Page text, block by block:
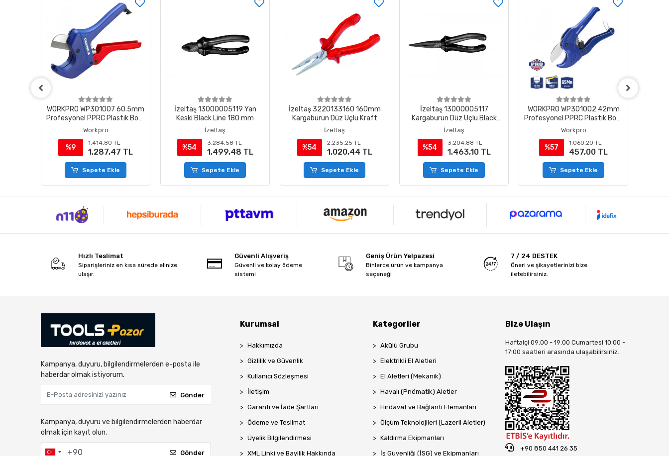
WORKPRO WP301007 60.5mm
Profesyonel PPRC Plastik Boru
Kesme Makası
Workpro
%9
1.414,80 TL
1.287,47 TL
Sepete Ekle
İzeltaş 13000005119 Yan
Keski Black Line 180 mm
İzeltaş
%54
3.284,58 TL
1.499,48 TL
Sepete Ekle
İzeltaş 3220133160 160mm
Kargaburun Düz Uçlu Kraft
İzeltaş
%54
2.235,25 TL
1.020,44 TL
Sepete Ekle
İzeltaş 13000005117
Kargaburun Düz Uçlu Black
Line 180 mm
İzeltaş
%54
3.204,88 TL
1.463,10 TL
Sepete Ekle
WORKPRO WP301002 42mm
Profesyonel PPRC Plastik Boru
Kesme Makası
Workpro
%57
1.060,20 TL
457,00 TL
Sepete Ekle
Hızlı Teslimat
Siparişleriniz en kısa sürede elinize
ulaşır.
Güvenli Alışveriş
Güvenli ve kolay ödeme
sistemi
Geniş Ürün Yelpazesi
Binlerce ürün ve kampanya
seçeneği
7 / 24 DESTEK
Öneri ve şikayetlerinizi bize
iletebilirsiniz.
Kampanya, duyuru, bilgilendirmelerden e-posta ile
haberdar olmak istiyorum.
Gönder
Kampanya, duyuru ve bilgilendirmelerden haberdar
olmak için kayıt olun.
Gönder
Kurumsal
Hakkımızda
Gizlilik ve Güvenlik
Kullanıcı Sözleşmesi
İletişim
Garanti ve İade Şartları
Ödeme ve Teslimat
Üyelik Bilgilendirmesi
XML Linki ve Bayilik Hakkında
Kategoriler
Akülü Grubu
Elektrikli El Aletleri
El Aletleri (Mekanik)
Havalı (Pnömatik) Aletler
Hırdavat ve Bağlantı Elemanları
Ölçüm Teknolojileri (Lazerli Aletler)
Kaldırma Ekipmanları
İş Güvenliği (İSG) ve Ekipmanları
Bize Ulaşın
Haftaiçi 09:00 - 19:00 Cumartesi 10:00 -
17:00 saatleri arasında ulaşabilirsiniz.
+90 850 441 26 35